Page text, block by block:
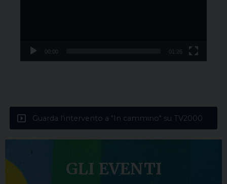
00:00 01:26
Guarda l'intervento a "In cammino" su TV2000
GLI EVENTI